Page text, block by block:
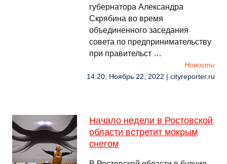
губернатора Александра
Скрябина во время
объединенного заседания
совета по предпринимательству
при правительст …
Новости
14:20, Ноябрь 22, 2022 | cityreporter.ru
Начало недели в Ростовской
области встретит мокрым
снегом